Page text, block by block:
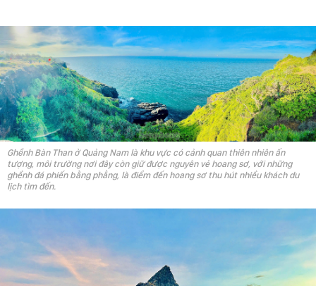
Ghềnh Bàn Than ở Quảng Nam là khu vực có cảnh quan thiên nhiên ấn
tượng, môi trường nơi đây còn giữ được nguyên vẻ hoang sơ, với những
ghềnh đá phiến bằng phẳng, là điểm đến hoang sơ thu hút nhiều khách du
lịch tìm đến.